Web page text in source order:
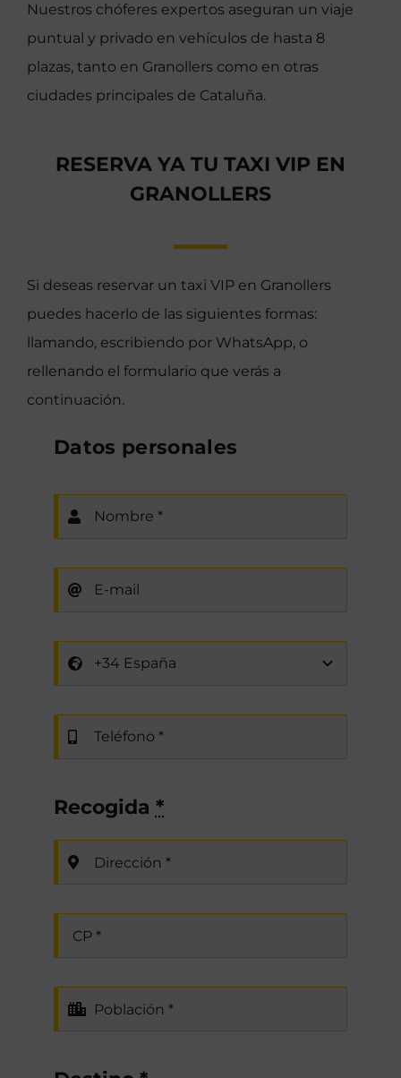
Nuestros chóferes expertos aseguran un viaje
puntual y privado en vehículos de hasta 8
plazas, tanto en Granollers como en otras
ciudades principales de Cataluña.
RESERVA YA TU TAXI VIP EN
GRANOLLERS
Si deseas reservar un taxi VIP en Granollers
puedes hacerlo de las siguientes formas:
llamando, escribiendo por WhatsApp, o
rellenando el formulario que verás a
continuación.
Datos personales
Recogida *